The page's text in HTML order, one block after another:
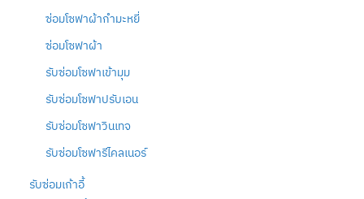
ซ่อมโซฟาผ้ากำมะหยี่
ซ่อมโซฟาผ้า
รับซ่อมโซฟาเข้ามุม
รับซ่อมโซฟาปรับเอน
รับซ่อมโซฟาวินเทจ
รับซ่อมโซฟารีไคลเนอร์
รับซ่อมเก้าอี้